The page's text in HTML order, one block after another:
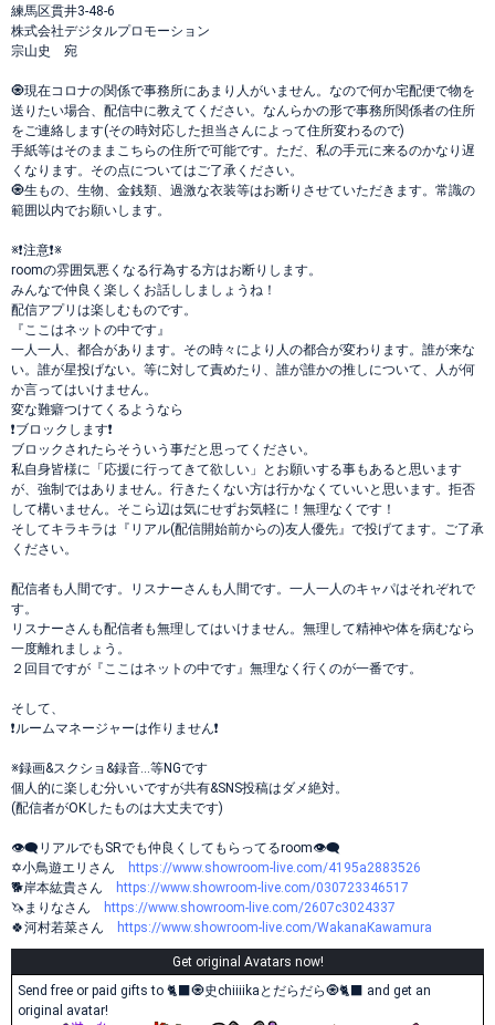
練馬区貫井3-48-6
株式会社デジタルプロモーション
宗山史 宛
🧿現在コロナの関係で事務所にあまり人がいません。なので何か宅配便で物を
送りたい場合、配信中に教えてください。なんらかの形で事務所関係者の住所
をご連絡します(その時対応した担当さんによって住所変わるので)
手紙等はそのままこちらの住所で可能です。ただ、私の手元に来るのかなり遅
くなります。その点についてはご了承ください。
🧿生もの、生物、金銭類、過激な衣装等はお断りさせていただきます。常識の
範囲以内でお願いします。
※❗️注意❗️※
roomの雰囲気悪くなる行為する方はお断りします。
みんなで仲良く楽しくお話ししましょうね！
配信アプリは楽しむものです。
『ここはネットの中です』
一人一人、都合があります。その時々により人の都合が変わります。誰が来な
い。誰が星投げない。等に対して責めたり、誰が誰かの推しについて、人が何
か言ってはいけません。
変な難癖つけてくるようなら
❗️ブロックします❗️
ブロックされたらそういう事だと思ってください。
私自身皆様に「応援に行ってきて欲しい」とお願いする事もあると思います
が、強制ではありません。行きたくない方は行かなくていいと思います。拒否
して構いません。そこら辺は気にせずお気軽に！無理なくです！
そしてキラキラは『リアル(配信開始前からの)友人優先』で投げてます。ご了承
ください。
配信者も人間です。リスナーさんも人間です。一人一人のキャパはそれぞれで
す。
リスナーさんも配信者も無理してはいけません。無理して精神や体を病むなら
一度離れましょう。
２回目ですが『ここはネットの中です』無理なく行くのが一番です。
そして、
❗️ルームマネージャーは作りません❗️
※録画&スクショ&録音…等NGです
個人的に楽しむ分いいですが共有&SNS投稿はダメ絶対。
(配信者がOKしたものは大丈夫です)
👁‍🗨リアルでもSRでも仲良くしてもらってるroom👁‍🗨
✡️小鳥遊エリさん
https://www.showroom-live.com/4195a2883526
🐕岸本紘貴さん
https://www.showroom-live.com/030723346517
🦄まりなさん
https://www.showroom-live.com/2607c3024337
🍀河村若菜さん
https://www.showroom-live.com/WakanaKawamura
Get original Avatars now!
Send free or paid gifts to 🐈‍⬛🧿史chiiiikaとだらだら🧿🐈‍⬛ and get an
original avatar!